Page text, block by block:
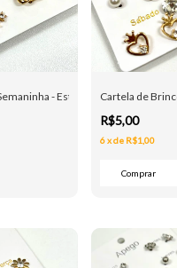
- Estrelas e Coração -
Cartela de
R$5,00
6 xde R$1,00